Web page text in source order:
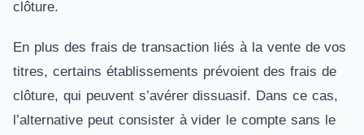
clôture.
En plus des frais de transaction liés à la vente de vos
titres, certains établissements prévoient des frais de
clôture, qui peuvent s’avérer dissuasif. Dans ce cas,
l’alternative peut consister à vider le compte sans le